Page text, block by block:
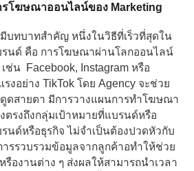
รโฆษณาออนไลน์ของ Marketing
บทบาทสำคัญ หนึ่งในวิธีที่เร็วที่สุดใน
รนด์ คือ การโฆษณาผ่านโลกออนไลน์
ช่น Facebook, Instagram หรือ
งอย่าง TikTok โดย Agency จะช่วย
ดสายตา มีการวางแผนการทำโฆษณา
ตรงถึงกลุ่มเป้าหมายที่แบรนด์หรือ
นด์หรือธุรกิจ ไม่จำเป็นต้องปวดหัวกับ
ารรวบรวมข้อมูลจากลูกค้าอทำให้ช่วย
องานต่าง ๆ ส่งผลให้สามารถนำเวลา